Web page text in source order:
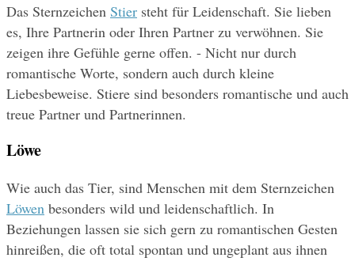
Das Sternzeichen Stier steht für Leidenschaft. Sie lieben
es, Ihre Partnerin oder Ihren Partner zu verwöhnen. Sie
zeigen ihre Gefühle gerne offen. - Nicht nur durch
romantische Worte, sondern auch durch kleine
Liebesbeweise. Stiere sind besonders romantische und auch
treue Partner und Partnerinnen.
Löwe
Löwen besonders wild und leidenschaftlich. In
Beziehungen lassen sie sich gern zu romantischen Gesten
hinreißen, die oft total spontan und ungeplant aus ihnen